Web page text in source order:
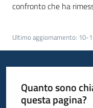
confronto che ha
Ultimo aggiornamento: 10-
Quanto sono
questa pagina?